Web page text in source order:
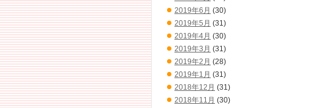
2019年6月 (30)
2019年5月 (31)
2019年4月 (30)
2019年3月 (31)
2019年2月 (28)
2019年1月 (31)
2018年12月 (31)
2018年11月 (30)